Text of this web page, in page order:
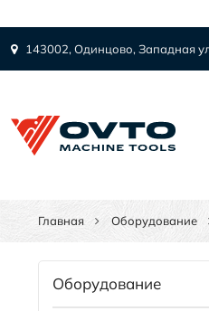
143002, Одинцово, Западная
Главная Оборудование
Оборудование